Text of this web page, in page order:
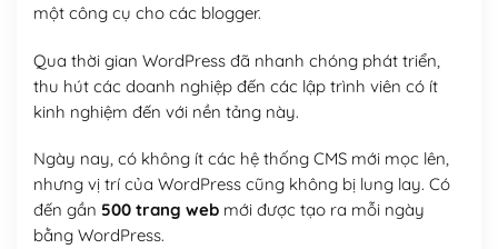
một công cụ cho các blogger.
Qua thời gian WordPress đã nhanh chóng phát triển,
thu hút các doanh nghiệp đến các lập trình viên có ít
kinh nghiệm đến với nền tảng này.
Ngày nay, có không ít các hệ thống CMS mới mọc lên,
nhưng vị trí của WordPress cũng không bị lung lay. Có
đến gần 500 trang webmới được tạo ra mỗi ngày
bằng WordPress.